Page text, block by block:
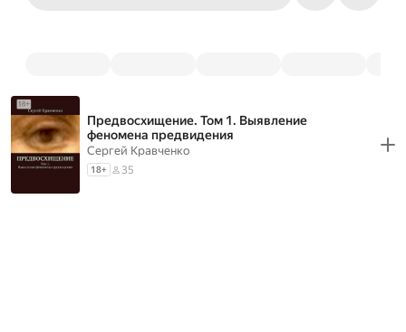
Предвосхищение. Том 1. Выявление
феномена предвидения
Сергей Кравченко
18+ 35